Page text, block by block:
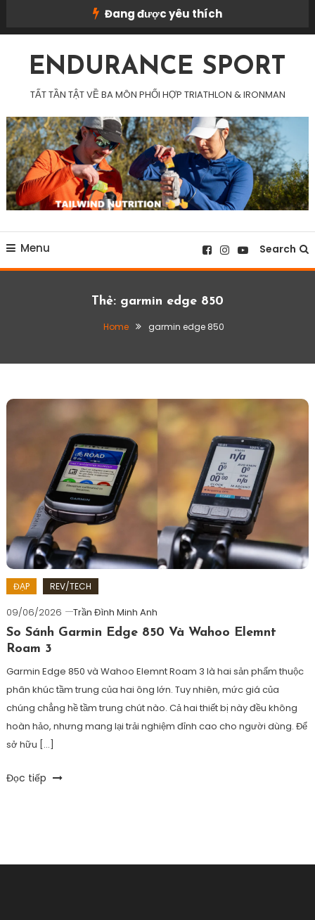
Đang được yêu thích
ENDURANCE SPORT
TẤT TẦN TẬT VỀ BA MÔN PHỐI HỢP TRIATHLON & IRONMAN
Menu Search
Thẻ: garmin edge 850
Home garmin edge 850
ĐẠP REV/TECH
09/06/2026
Trần Đình Minh Anh
So Sánh Garmin Edge 850 Và Wahoo Elemnt
Roam 3
Garmin Edge 850 và Wahoo Elemnt Roam 3 là hai sản phẩm thuộc
phân khúc tầm trung của hai ông lớn. Tuy nhiên, mức giá của
chúng chẳng hề tầm trung chút nào. Cả hai thiết bị này đều không
hoàn hảo, nhưng mang lại trải nghiệm đỉnh cao cho người dùng. Để
sở hữu […]
Tagged
Đọc tiếp